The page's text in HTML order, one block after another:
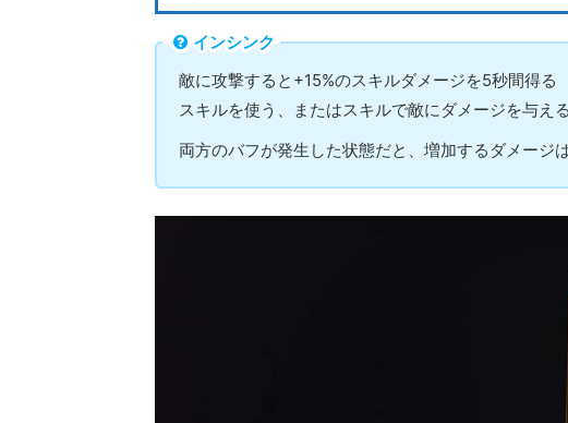
インシンク
敵に攻撃すると+15%のスキルダメージを5秒間得る
スキルを使う、またはスキルで敵にダメージを与え
両方のバフが発生した状態だと、増加するダメージ